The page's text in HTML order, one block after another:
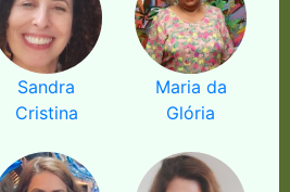
Sandra
Cristina
Maria da
Glória